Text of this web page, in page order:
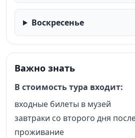
Воскресенье
Важно знать
В стоимость тура входит:
входные билеты в музей
завтраки со второго дня
проживание